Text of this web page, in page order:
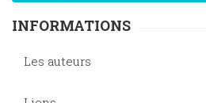
INFORMATIONS
Les auteurs